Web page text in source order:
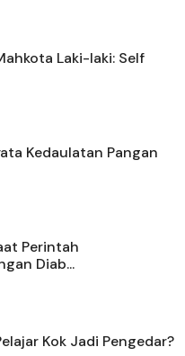
Laki-laki: Self
Kedaulatan Pangan
Perintah
Diab...
Kok Jadi Pengedar?